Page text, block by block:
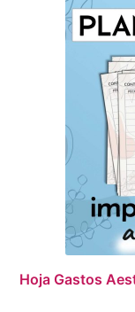
Hoja Gastos